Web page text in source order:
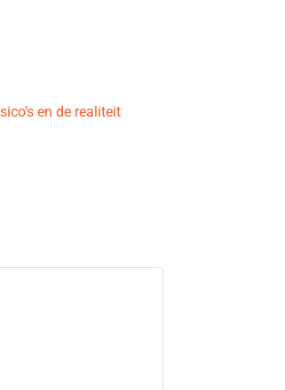
en de realiteit